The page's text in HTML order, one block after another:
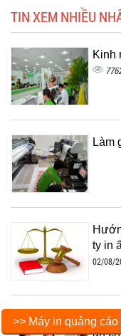
TIN XEM NHIỀU
Kinh
Làm
ty in
02/08/
ấn
>> Máy in quảng cáo